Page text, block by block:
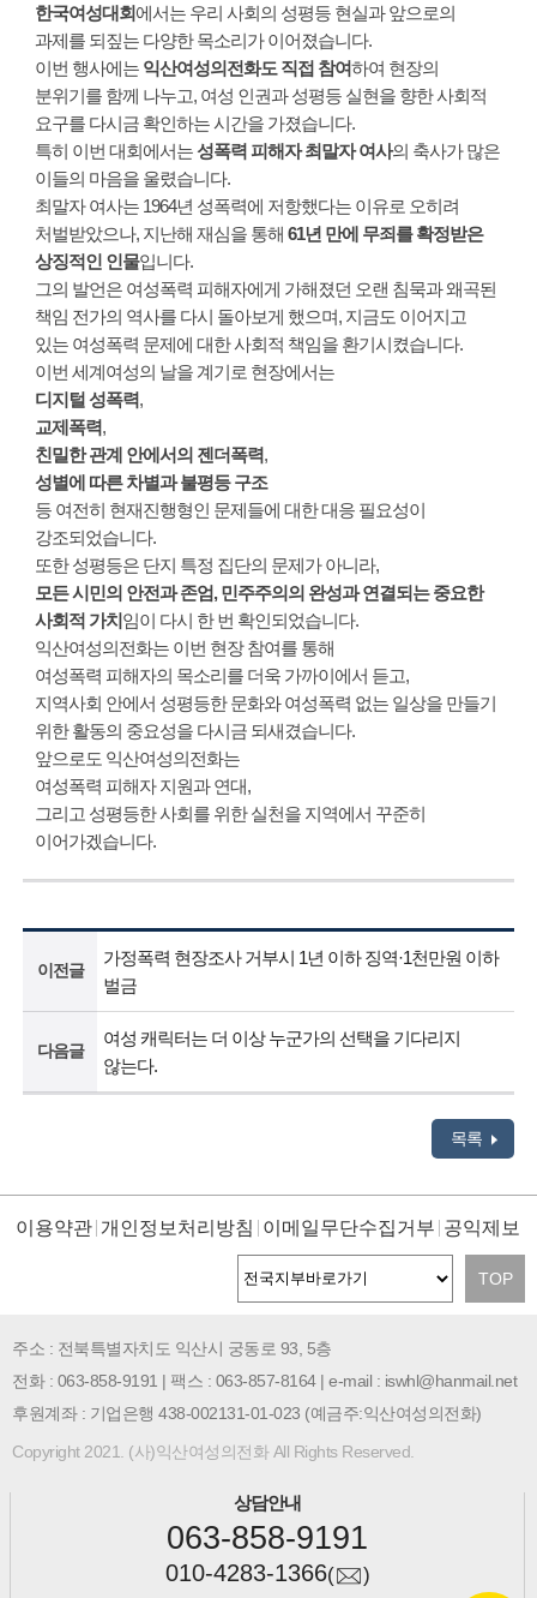
한국여성대회에서는 우리 사회의 성평등 현실과 앞으로의
과제를 되짚는 다양한 목소리가 이어졌습니다.
이번 행사에는 익산여성의전화도 직접 참여하여 현장의
분위기를 함께 나누고, 여성 인권과 성평등 실현을 향한 사회적
요구를 다시금 확인하는 시간을 가졌습니다.
특히 이번 대회에서는성폭력 피해자 최말자 여사의 축사가 많은
이들의 마음을 울렸습니다.
최말자 여사는 1964년 성폭력에 저항했다는 이유로 오히려
처벌받았으나, 지난해 재심을 통해 61년 만에 무죄를 확정받은
상징적인 인물입니다.
그의 발언은 여성폭력 피해자에게 가해졌던 오랜 침묵과 왜곡된
책임 전가의 역사를 다시 돌아보게 했으며, 지금도 이어지고
있는 여성폭력 문제에 대한 사회적 책임을 환기시켰습니다.
이번 세계여성의 날을 계기로 현장에서는
디지털 성폭력,
교제폭력,
친밀한 관계 안에서의 젠더폭력,
성별에 따른 차별과 불평등 구조
등 여전히 현재진행형인 문제들에 대한 대응 필요성이
강조되었습니다.
또한 성평등은 단지 특정 집단의 문제가 아니라,
모든 시민의 안전과 존엄, 민주주의의 완성과 연결되는 중요한
사회적 가치임이 다시 한 번 확인되었습니다.
익산여성의전화는 이번 현장 참여를 통해
여성폭력 피해자의 목소리를 더욱 가까이에서 듣고,
지역사회 안에서 성평등한 문화와 여성폭력 없는 일상을 만들기
위한 활동의 중요성을 다시금 되새겼습니다.
앞으로도 익산여성의전화는
여성폭력 피해자 지원과 연대,
그리고 성평등한 사회를 위한 실천을 지역에서 꾸준히
이어가겠습니다.
이전글
가정폭력 현장조사 거부시 1년 이하 징역·1천만원 이하
벌금
다음글
여성 캐릭터는 더 이상 누군가의 선택을 기다리지
않는다.
목록
이용약관 개인정보처리방침 이메일무단수집거부 공익제보
TOP
주소 : 전북특별자치도 익산시 궁동로 93, 5층
전화 : 063-858-9191 | 팩스 : 063-857-8164 | e-mail : iswhl@hanmail.net
후원계좌 : 기업은행 438-002131-01-023 (예금주:익산여성의전화)
Copyright 2021. (사)익산여성의전화 All Rights Reserved.
상담안내
063-858-9191
010-4283-1366( )